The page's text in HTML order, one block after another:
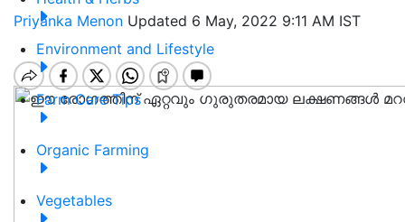
Environment and Lifestyle
Farm Care Tips
Organic Farming
Vegetables
Priyanka Menon Updated 6 May, 2022 9:11 AM IST